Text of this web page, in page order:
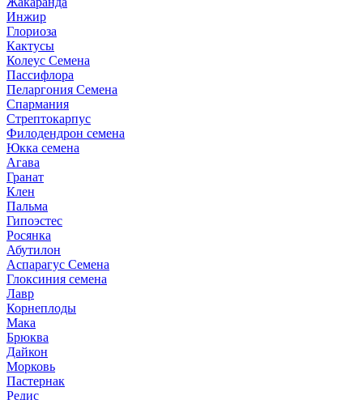
Инжир
Глориоза
Кактусы
Колеус Семена
Пассифлора
Пеларгония Семена
Спармания
Стрептокарпус
Филодендрон семена
Юкка семена
Агава
Гранат
Клен
Пальма
Гипоэстес
Росянка
Абутилон
Аспарагус Семена
Глоксиния семена
Лавр
Корнеплоды
Мака
Брюква
Дайкон
Морковь
Пастернак
Редис